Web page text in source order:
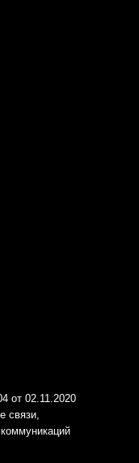
от 02.11.2020
связи,